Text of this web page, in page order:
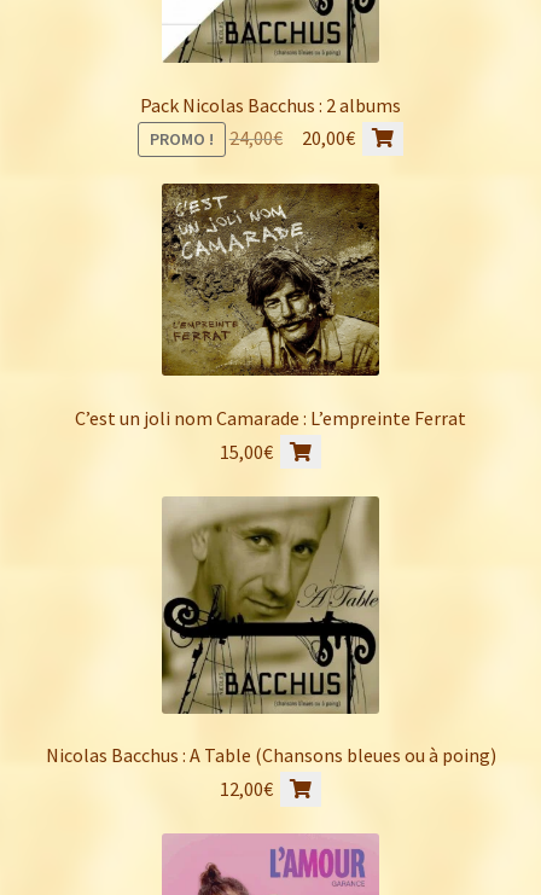
Pack Nicolas Bacchus : 2 albums
PROMO ! 24,00€
Le
initial
était :
24,00€.
20,00€ Le
actuel
est :
20,00€.
C’est un joli nom Camarade : L’empreinte Ferrat
15,00€
Nicolas Bacchus : A Table (Chansons bleues ou à poing)
12,00€